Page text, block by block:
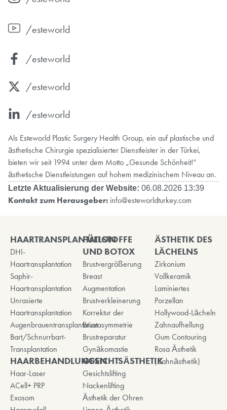
/esteworld
/esteworld
/esteworld
/esteworld
Als Esteworld Plastic Surgery Health Group, ein auf plastische und
ästhetische Chirurgie spezialisierter Dienstleister in der Türkei,
bieten wir seit 1994 unter dem Motto „Gesunde Schönheit!“
ästhetische Dienstleistungen auf hohem medizinischem Niveau an.
Letzte Aktualisierung der Website: 06.08.2026 13:39
Kontakt zum Herausgeber: info@esteworldturkey.com
HAARTRANSPLANTATION
DHI-
Haartransplantation
Saphir-
Haartransplantation
Unrasierte
Haartransplantation
Augenbrauentransplantation
Bart/Schnurrbart-
Transplantation
HAARBEHANDLUNGEN
Haar-Laser
ACell+ PRP
Exosom
FÜLLSTOFFE
UND BOTOX
Brustvergrößerung
Breast
Augmentation
Brustverkleinerung
Korrektur der
Brustasymmetrie
Brustreparatur
Gynäkomastie
GESICHTSÄSTHETIK
Gesichtslifting
Nackenlifting
Ästhetik der Ohren
ÄSTHETIK DES
LÄCHELNS
Zirkonium
Vollkeramik
Laminiertes
Porzellan
Hollywood-Lächeln
Zahnaufhellung
Gum Contouring
Rosa Ästhetik
(Zahnästhetik)